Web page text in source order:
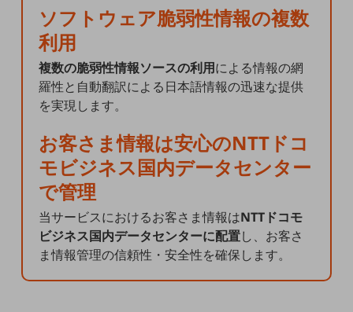
医療・介護
モビリティ
製造・建設業
キーワードで探す
モバイルTOP
法人向けスマホ・携帯に関する、
ソフトウェア脆弱性情報の複数
利用
複数の脆弱性情報ソースの利用による情報の網
羅性と自動翻訳による日本語情報の迅速な提供
を実現します。
お客さま情報は安心のNTTドコ
モビジネス国内データセンター
で管理
当サービスにおけるお客さま情報はNTTドコモ
ビジネス国内データセンターに配置し、お客さ
ま情報管理の信頼性・安全性を確保します。